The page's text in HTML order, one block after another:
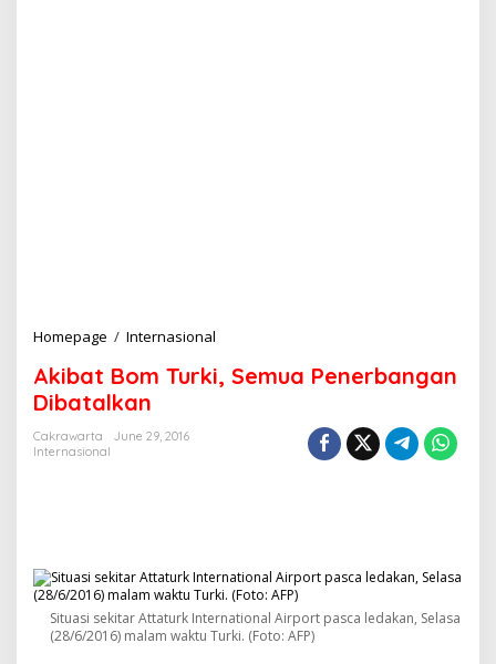
Homepage / Internasional
i
k
i
,
S
Akibat Bom Turki, Semua Penerbangan
Dibatalkan
Cakrawarta
June 29, 2016
Internasional
Situasi sekitar Attaturk International Airport pasca ledakan, Selasa
(28/6/2016) malam waktu Turki. (Foto: AFP)